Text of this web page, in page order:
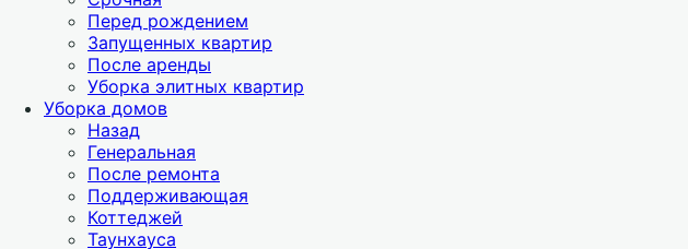
Перед рождением
Запущенных квартир
После аренды
Уборка элитных квартир
Уборка домов
Назад
Генеральная
После ремонта
Поддерживающая
Коттеджей
Таунхауса